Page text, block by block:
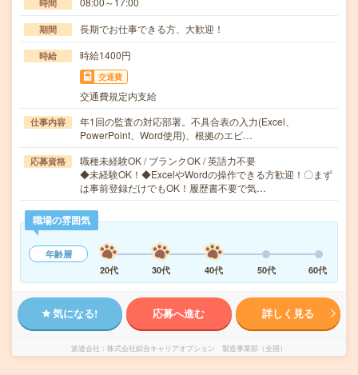
時間
期間 長期でお仕事できる方、大歓迎！
時給 時給1400円
交通費
交通費規定内支給
仕事内容
年1回の監査の対応部署。不具合表の入力(Excel、
PowerPoint、Word使用)、根拠のエビ…
応募資格
職種未経験OK / ブランクOK / 英語力不要
◆未経験OK！◆ExcelやWordの操作できる方歓迎！〇まず
は事前登録だけでもOK！履歴書不要で気…
職場の雰囲気
年齢層
20代
30代 40代 50代 60代
気になる! 応募へ進む 詳しく見る
派遣会社 株式会社綜合キャリアオプション 製造事業部（全国）